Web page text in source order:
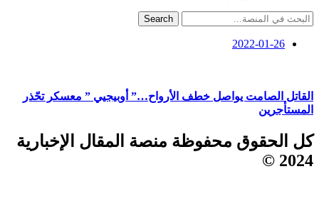
Search
2022-01-26
القاتل الصامت يواصل خطف الأرواح…” أوبيجيي ” معسكر تحّذر
المستأجرين
كل الحقوق محفوظة منصة المقال الإخبارية
2024 ©